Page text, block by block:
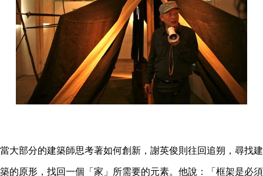
當大部分的建築師思考著如何創新，謝英俊則往回追朔，尋找建
築的原形，找回一個「家」所需要的元素。他說：「框架是必須